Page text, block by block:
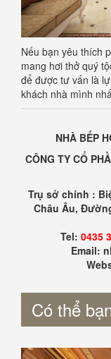
Nếu bạn yêu thích
mang hơi thở quý
để được tư vấn là
khách nhà mình
NHÀ BẾP
CÔNG TY CỔ
Trụ sở chính :
Châu Âu,
Tel: 0435
Email:
Có thể